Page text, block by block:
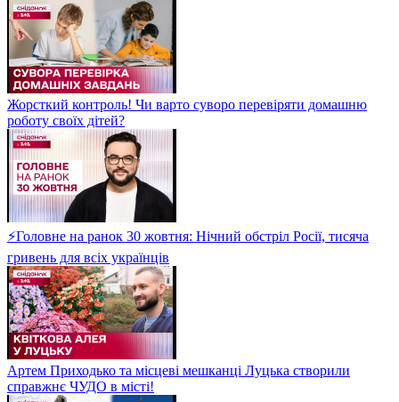
Жорсткий контроль! Чи варто суворо перевіряти домашню
роботу своїх дітей?
⚡Головне на ранок 30 жовтня: Нічний обстріл Росії, тисяча
гривень для всіх українців
Артем Приходько та місцеві мешканці Луцька створили
справжнє ЧУДО в місті!